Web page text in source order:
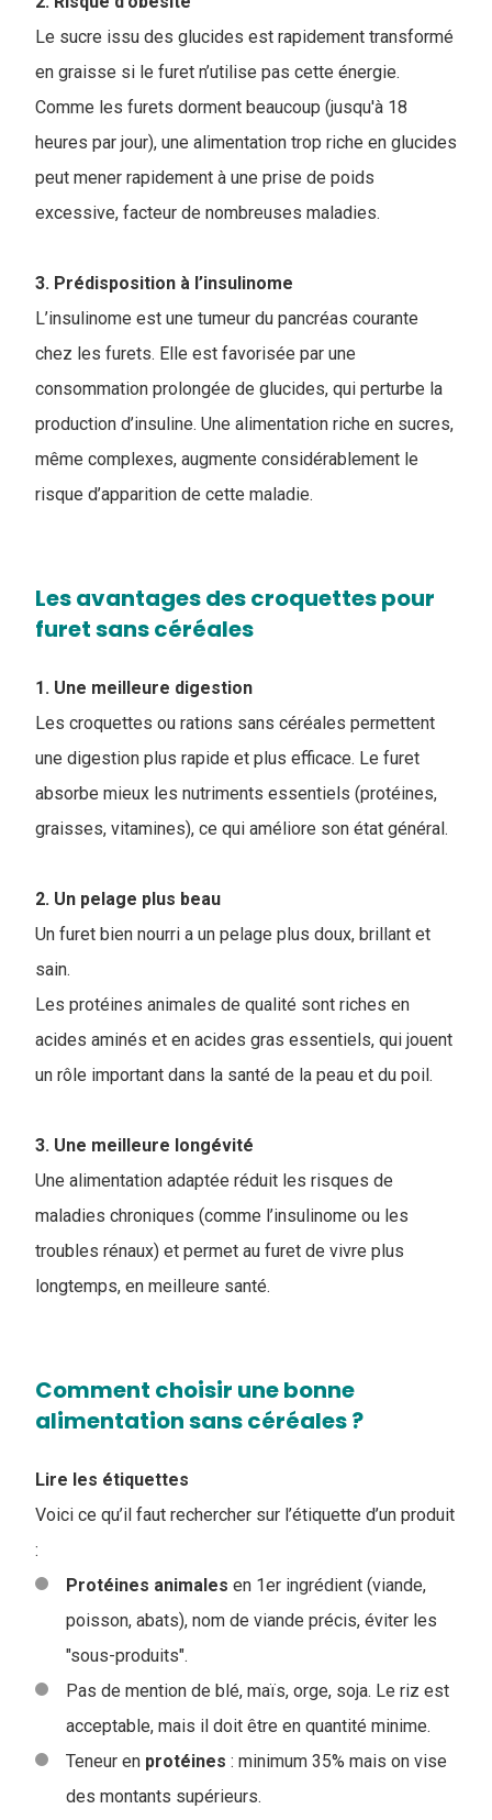
Le sucre issu des glucides est rapidement transformé
en graisse si le furet n’utilise pas cette énergie.
Comme les furets dorment beaucoup (jusqu'à 18
heures par jour), une alimentation trop riche en glucides
peut mener rapidement à une prise de poids
excessive, facteur de nombreuses maladies.
3. Prédisposition à l’insulinome
L’insulinome est une tumeur du pancréas courante
chez les furets. Elle est favorisée par une
consommation prolongée de glucides, qui perturbe la
production d’insuline. Une alimentation riche en sucres,
même complexes, augmente considérablement le
risque d’apparition de cette maladie.
Les avantages des ​croquettes pour
furet sans céréales
1. Une meilleure digestion
Les croquettes ou rations sans céréales permettent
une digestion plus rapide et plus efficace. Le furet
absorbe mieux les nutriments essentiels (protéines,
graisses, vitamines), ce qui améliore son état général.
2. Un pelage plus beau
Un furet bien nourri a un pelage plus doux, brillant et
sain.
Les protéines animales de qualité sont riches en
acides aminés et en acides gras essentiels, qui jouent
un rôle important dans la santé de la peau et du poil.
3. Une meilleure longévité
Une alimentation adaptée réduit les risques de
maladies chroniques (comme l’insulinome ou les
troubles rénaux) et permet au furet de vivre plus
longtemps, en meilleure santé.
Comment choisir une bonne
alimentation sans céréales ?
Lire les étiquettes
Voici ce qu’il faut rechercher sur l’étiquette d’un produit
:
Protéines animales en 1er ingrédient (viande,
poisson, abats), nom de viande précis, éviter les
"sous-produits".
Pas de mention de blé, maïs, orge, soja. Le riz est
acceptable, mais il doit être en quantité minime.
Teneur en protéines : minimum 35% mais on vise
des montants supérieurs.